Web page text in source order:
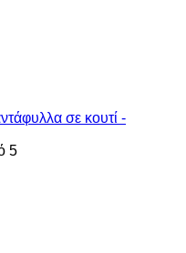
σε κουτί -
5